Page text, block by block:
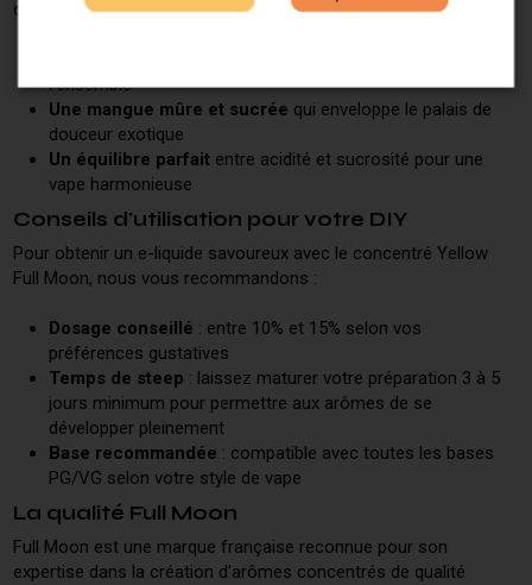
conquis par :
l'ensemble
Une mangue mûre et sucrée qui enveloppe le palais de
douceur exotique
Un équilibre parfait entre acidité et sucrosité pour une
vape harmonieuse
Conseils d'utilisation pour votre DIY
Pour obtenir un e-liquide savoureux avec le concentré Yellow
Full Moon, nous vous recommandons :
Dosage conseillé : entre 10% et 15% selon vos
préférences gustatives
Temps de steep : laissez maturer votre préparation 3 à 5
jours minimum pour permettre aux arômes de se
développer pleinement
Base recommandée : compatible avec toutes les bases
PG/VG selon votre style de vape
La qualité Full Moon
Full Moon est une marque française reconnue pour son
expertise dans la création d'arômes concentrés de qualité